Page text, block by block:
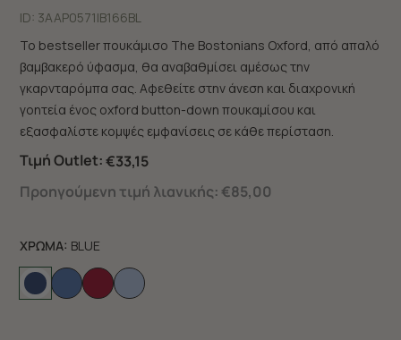
ID: 3AAP0571|B166BL
Το bestseller πουκάμισο The Bostonians Oxford, από απαλό
βαμβακερό ύφασμα, θα αναβαθμίσει αμέσως την
γκαρνταρόμπα σας. Αφεθείτε στην άνεση και διαχρονική
γοητεία ένος oxford button-down πουκαμίσου και
εξασφαλίστε κομψές εμφανίσεις σε κάθε περίσταση.
Τιμή Outlet:€33,15
Προηγούμενη τιμή λιανικής: €85,00
ΧΡΩΜΑ: BLUE